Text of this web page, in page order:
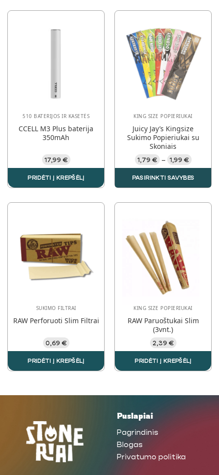
510 BATERIJOS IR KASETĖS
CCELL M3 Plus baterija
350mAh
17,99 €
PRIDĖTI Į KREPŠĖLĮ
KING SIZE POPIERIUKAI
Juicy Jay’s Kingsize
Sukimo Popieriukai su
Skoniais
1,79 € – 1,99 €
through
PASIRINKTI SAVYBES
product
multiple
variants.
The
options
may
be
chosen
on
the
product
page
SUKIMO FILTRAI
RAW Perforuoti Slim Filtrai
0,69 €
PRIDĖTI Į KREPŠĖLĮ
KING SIZE POPIERIUKAI
RAW Paruoštukai Slim
(3vnt.)
2,39 €
PRIDĖTI Į KREPŠĖLĮ
Puslapiai
Pagrindinis
Blogas
Privatumo politika